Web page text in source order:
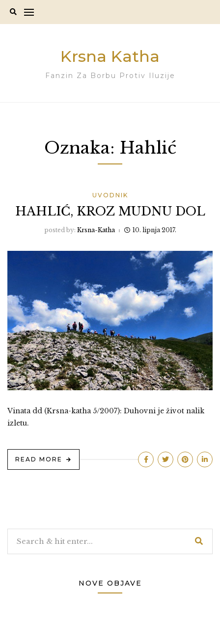
Krsna Katha
Fanzin Za Borbu Protiv Iluzije
Oznaka: Hahlić
UVODNIK
HAHLIĆ, KROZ MUDNU DOL
posted by: Krsna-Katha 10. lipnja 2017.
Vinata dd (Krsna-katha 5/2007): Duhovni je život nalik
izletu.
READ MORE
NOVE OBJAVE